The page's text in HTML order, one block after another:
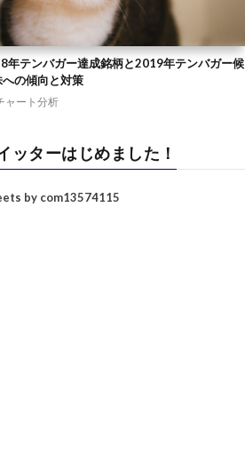
年テンバガー達成銘柄と2019年テンバガー候
への傾向と対策
ャート分析
ッターはじめました！
by com13574115